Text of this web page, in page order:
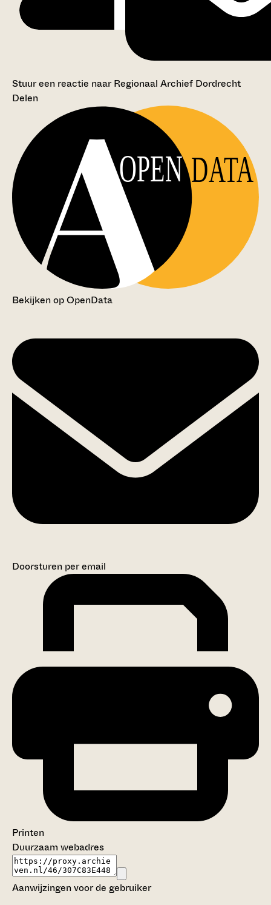
Stuur een reactie naar Regionaal Archief Dordrecht
Delen
OPEN DATA
Bekijken op OpenData
Doorsturen per email
Printen
Duurzaam webadres
Aanwijzingen voor de gebruiker